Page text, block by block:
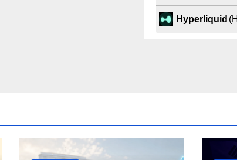
Hyperliquid